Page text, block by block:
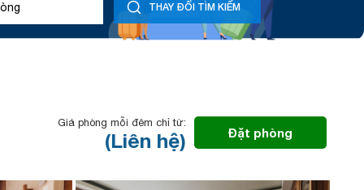
THAY ĐỔI TÌM KIẾM
Giá phòng mỗi đêm chỉ từ:
(Liên hệ) Đặt phòng